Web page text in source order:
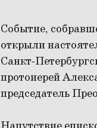
Событие,
открыли
Санкт-
протоиерей
председатель